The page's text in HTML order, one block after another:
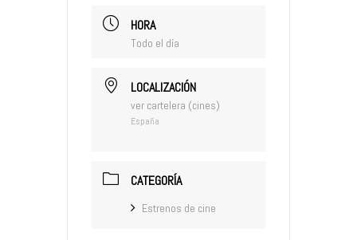
HORA
Todo el día
LOCALIZACIÓN
ver cartelera (cines)
España
CATEGORÍA
Estrenos de cine